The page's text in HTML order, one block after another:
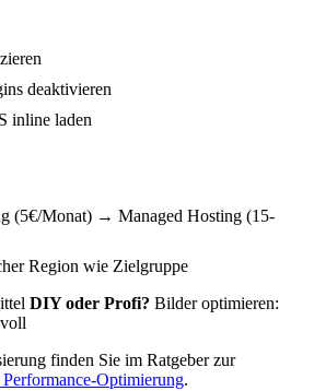
deaktivieren
inline laden
(5€/Monat) → Managed Hosting (15-
Region wie Zielgruppe
DIY oder Profi? Bilder optimieren:
finden Sie im Ratgeber zur
Optimierung.